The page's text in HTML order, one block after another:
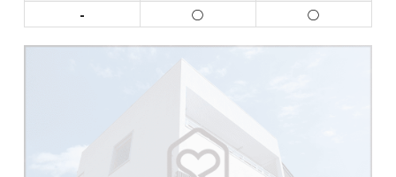
- ○ ○